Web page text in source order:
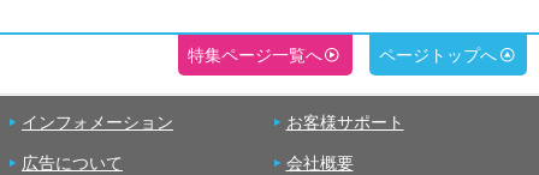
特集ページ一覧へ ページトップへ
インフォメーション お客様サポート
広告について 会社概要